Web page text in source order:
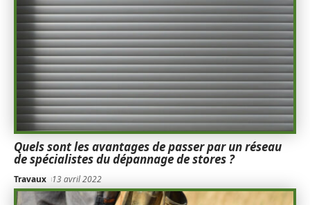
Quels sont les avantages de passer par un réseau
de spécialistes du dépannage de stores ?
Travaux 13 avril 2022